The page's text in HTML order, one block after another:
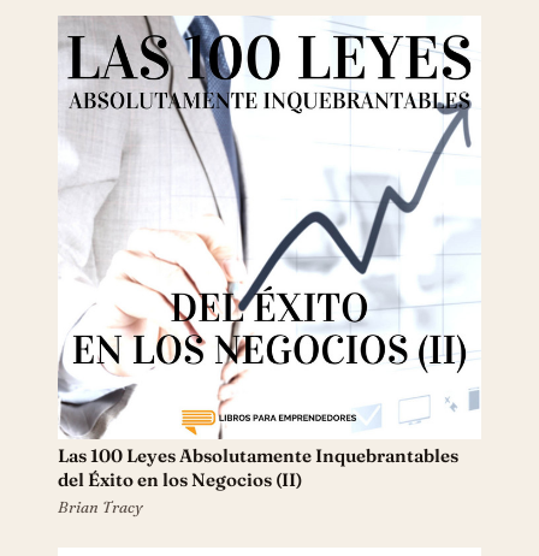
Las 100 Leyes Absolutamente Inquebrantables
del Éxito en los Negocios (II)
Brian Tracy